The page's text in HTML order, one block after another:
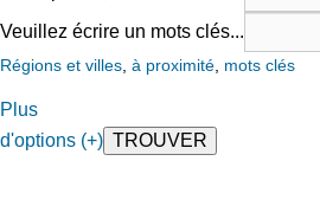
Veuillez écrire un mots clés...
Régions et villes à proximité mots clés
Plus
d'options (+)